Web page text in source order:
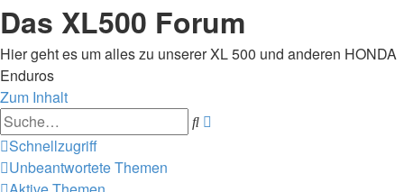
Das XL500 Forum
Hier geht es um alles zu unserer XL 500 und anderen HONDA
Enduros
Zum Inhalt
Suche
Schnellzugriff
Unbeantwortete Themen